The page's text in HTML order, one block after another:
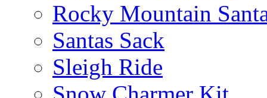
Rocky Mountain
Santas Sack
Sleigh Ride